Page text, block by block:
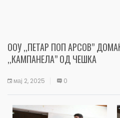
ООУ ,,ПЕТАР ПОП АРСОВ”
,,КАМПАНЕЛА” ОД ЧЕШКА
мај 2, 2025 0